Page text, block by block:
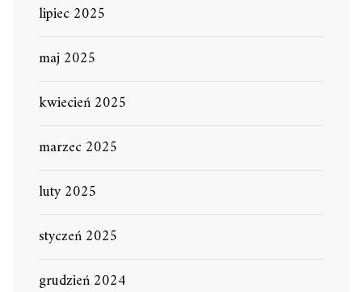
lipiec 2025
maj 2025
kwiecień 2025
marzec 2025
luty 2025
styczeń 2025
grudzień 2024